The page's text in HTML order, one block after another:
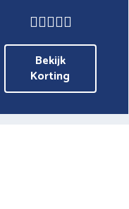
Bekijk
Korting